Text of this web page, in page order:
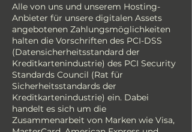
Alle von uns und unserem Hosting-
Anbieter für unsere digitalen Assets
angebotenen Zahlungsmöglichkeiten
halten die Vorschriften des PCI-DSS
(Datensicherheitsstandard der
Kreditkartenindustrie) des PCI Security
Standards Council (Rat für
Sicherheitsstandards der
Kreditkartenindustrie) ein. Dabei
handelt es sich um die
Zusammenarbeit von Marken wie Visa,